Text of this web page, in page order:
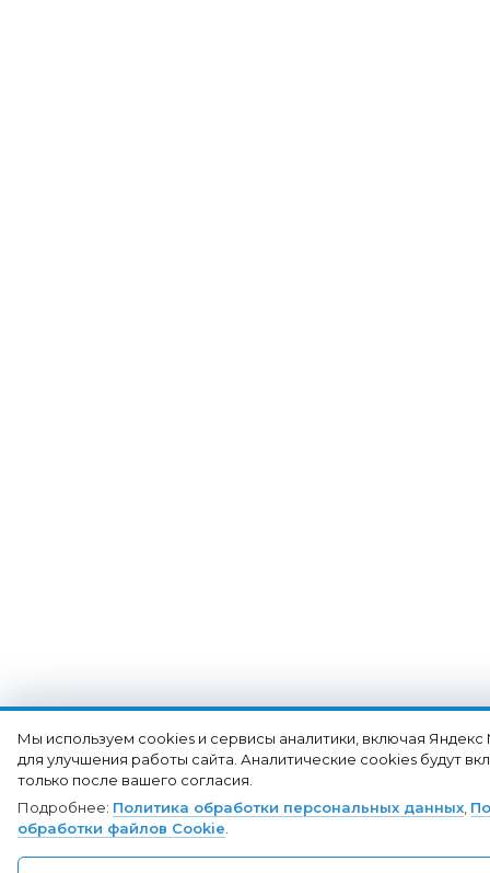
Мы используем cookies и сервисы аналитики, включая Яндекс
для улучшения работы сайта. Аналитические cookies будут
только после вашего согласия.
Подробнее: Политика обработки персональных данных
обработки файлов Cookie